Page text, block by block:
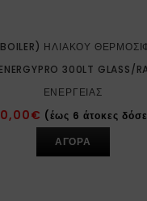
ΗΛΙΑΚΟΎ
300LT GLASS/
ΕΝΈΡΓΕΙΑΣ
€ (έως 6 άτοκες
ΑΓΟΡΑ